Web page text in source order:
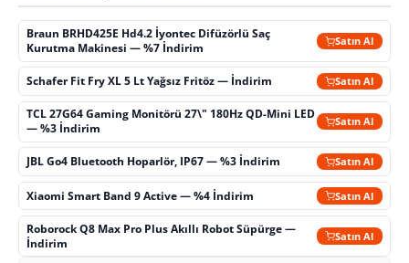
Braun BRHD425E Hd4.2 İyontec Difüzörlü Saç
Kurutma Makinesi — %7 İndirim
Satın Al
Schafer Fit Fry XL 5 Lt Yağsız Fritöz — İndirim Satın Al
TCL 27G64 Gaming Monitörü 27\" 180Hz QD-Mini LED
— %3 İndirim
Satın Al
JBL Go4 Bluetooth Hoparlör, IP67 — %3 İndirim Satın Al
Xiaomi Smart Band 9 Active — %4 İndirim Satın Al
Roborock Q8 Max Pro Plus Akıllı Robot Süpürge —
İndirim
Satın Al